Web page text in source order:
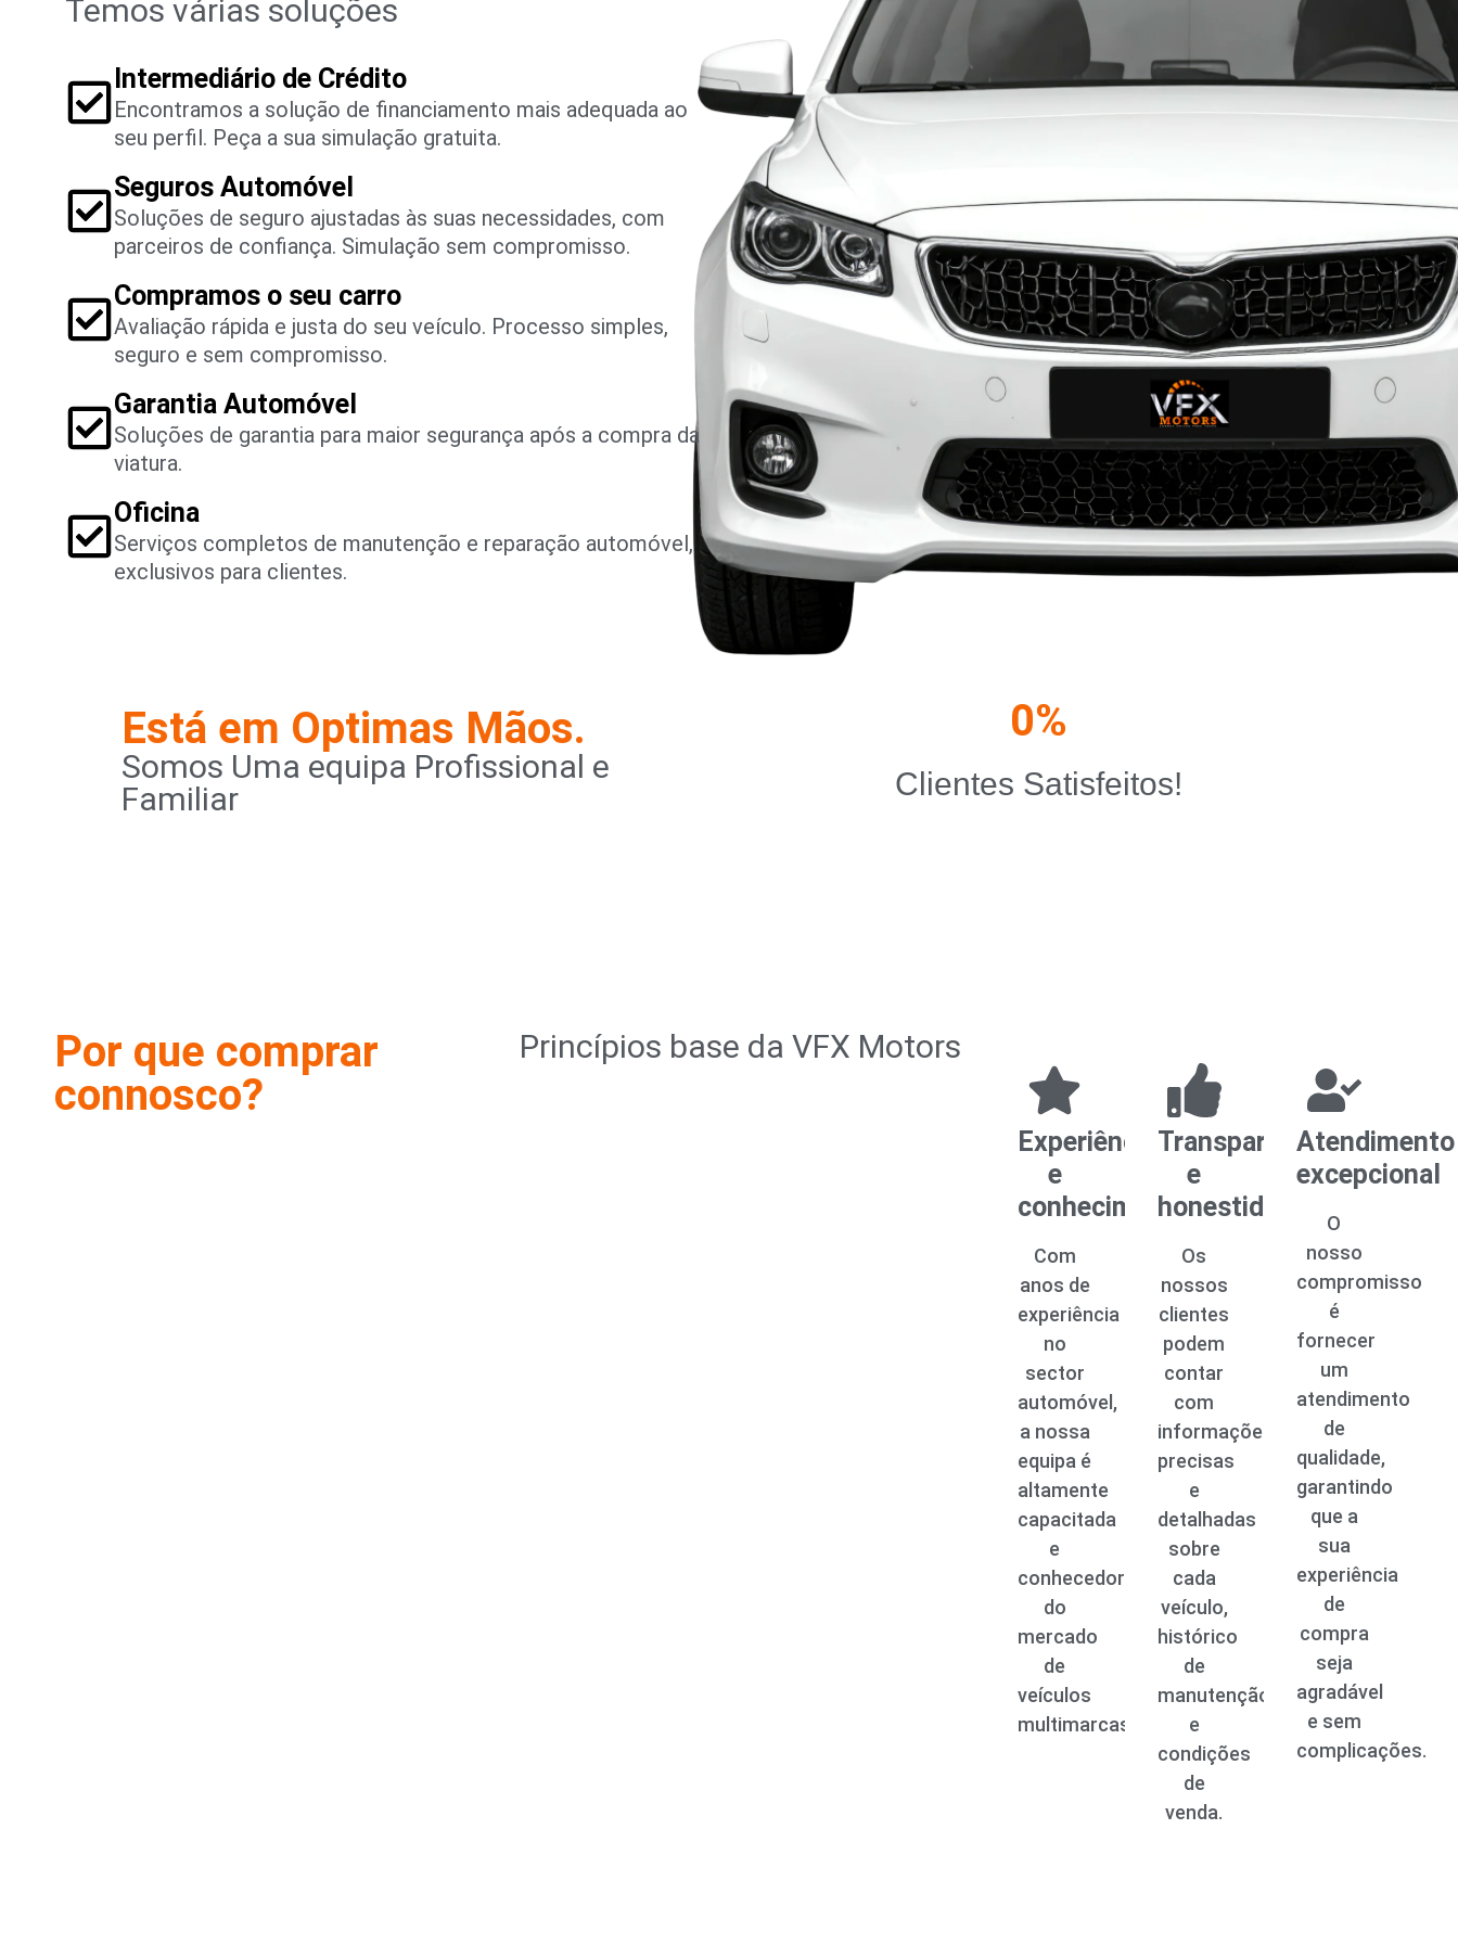
Temos várias soluções
Intermediário de Crédito
Encontramos a solução de financiamento mais adequada ao
seu perfil. Peça a sua simulação gratuita.
Seguros Automóvel
Soluções de seguro ajustadas às suas necessidades, com
parceiros de confiança. Simulação sem compromisso.
Compramos o seu carro
Avaliação rápida e justa do seu veículo. Processo simples,
seguro e sem compromisso.
Garantia Automóvel
Soluções de garantia para maior segurança após a compra da
viatura.
Oficina
Serviços completos de manutenção e reparação automóvel,
exclusivos para clientes.
Está em Optimas Mãos.
Somos Uma equipa Profissional e
Familiar
Clientes Satisfeitos!
0%
Por que comprar
connosco?
Princípios base da VFX Motors
Experiência
e
conhecimento
Com
anos de
experiência
no
sector
automóvel,
a nossa
equipa é
altamente
capacitada
e
conhecedora
do
mercado
de
veículos
multimarcas.
Transparência
e
honestidade
Os
nossos
clientes
podem
contar
com
informações
precisas
e
detalhadas
sobre
cada
veículo,
histórico
de
manutenção
e
condições
de
venda.
Atendimento
excepcional
O
nosso
compromisso
é
fornecer
um
atendimento
de
qualidade,
garantindo
que a
sua
experiência
de
compra
seja
agradável
e sem
complicações.